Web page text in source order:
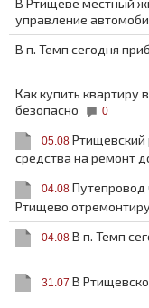
управление
В п. Темп сегодня
Как купить квартиру
безопасно
0
05.08 Ртищевский
средства на ремонт
04.08
Ртищево
04.08 В п. Темп
31.07 В